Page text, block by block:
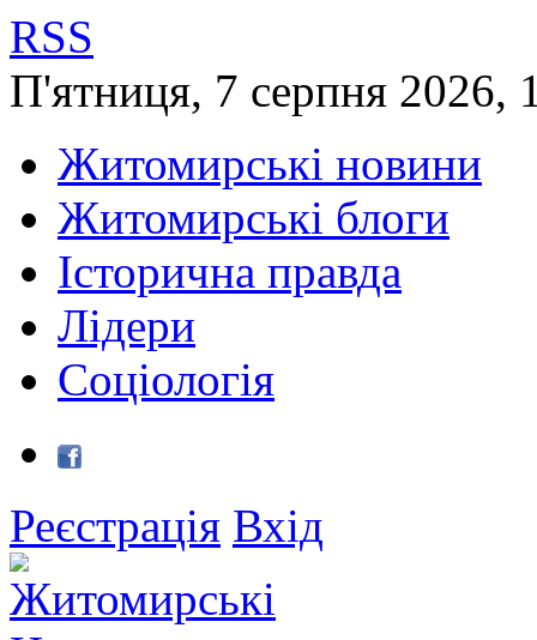
RSS
П'ятниця, 7 серпня 2026,
Житомирські новини
Житомирські блоги
Історична правда
Лідери
Соціологія
Реєстрація Вхід